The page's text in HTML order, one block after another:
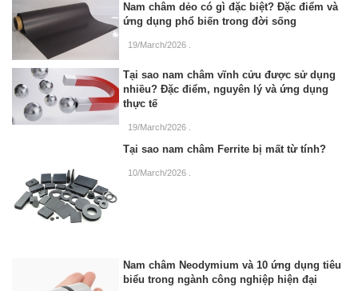
Nam châm dẻo có gì đặc biệt? Đặc điểm và
ứng dụng phổ biến trong đời sống
19/March/2026 .
Tại sao nam châm vĩnh cửu được sử dụng
nhiều? Đặc điểm, nguyên lý và ứng dụng
thực tế
19/March/2026 .
Tại sao nam châm Ferrite bị mất từ tính?
10/March/2026 .
Nam châm Neodymium và 10 ứng dụng tiêu
biểu trong ngành công nghiệp hiện đại